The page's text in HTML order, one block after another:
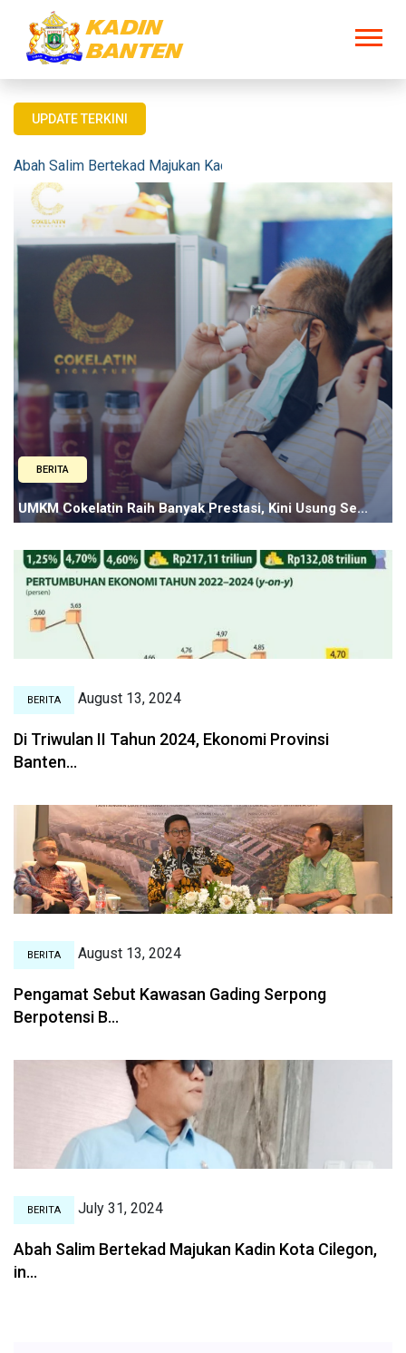
UPDATE TERKINI
UMKM Cokelatin Raih Banyak Prestasi, Kini Usung Se...
BERITA
UMKM Cokelatin Raih Banyak Prestasi, Kini Usung Se...
BERITA August 13, 2024
Di Triwulan II Tahun 2024, Ekonomi Provinsi
Banten...
BERITA August 13, 2024
Pengamat Sebut Kawasan Gading Serpong
Berpotensi B...
BERITA July 31, 2024
Abah Salim Bertekad Majukan Kadin Kota Cilegon,
in...